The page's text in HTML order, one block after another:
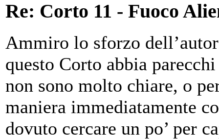
Re: Corto 11 - Fuoco
Ammiro lo sforzo
questo Corto abbia
non sono molto chiare, o
maniera immediatamente
dovuto cercare un po’ per